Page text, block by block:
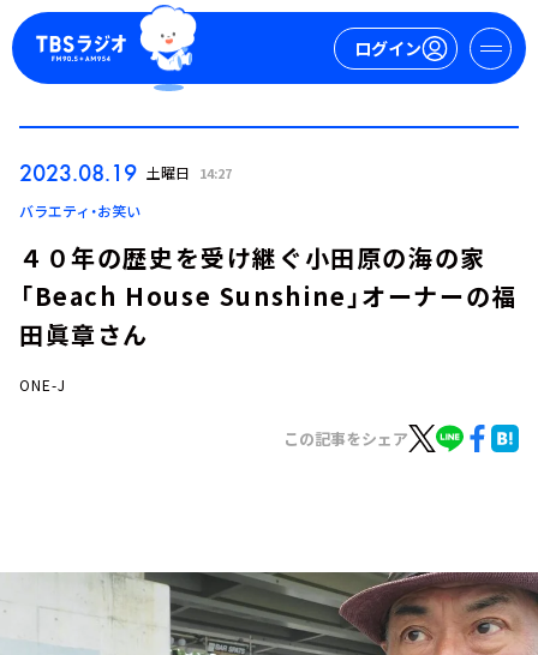
ログイン
ログイン
イベント・グッズ
YouTube
会社情報
2023.08.19 土曜日 14:27
バラエティ・お笑い
４０年の歴史を受け継ぐ小田原の海の家
「Beach House Sunshine」オーナーの福
田眞章さん
ONE-J
この記事をシェア